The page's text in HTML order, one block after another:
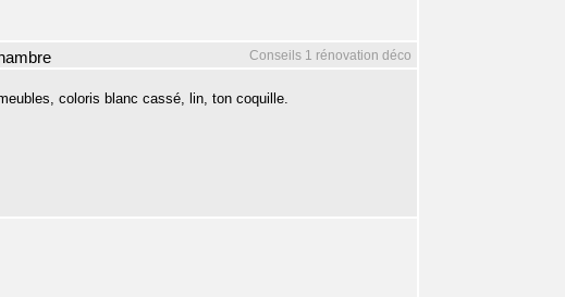
Conseils 1 rénovation déco
coloris blanc cassé, lin, ton coquille.